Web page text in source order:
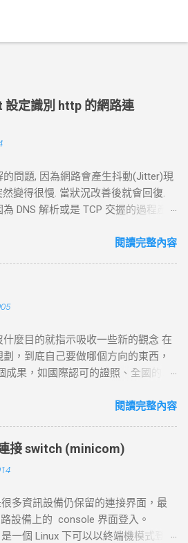
定識別 http 的網路連
問題, 因為網路會產生抖動(Jitter)現
變得很慢. 當狀況改善後就會回復.
DNS 解析或是 TCP 交握的過程產
查詢 目標 ：解析主機名 (如
的 IP 地址。 結果 ：若查詢成功，
下一步。若查詢失敗， curl 則返回
三向交握 (Three-Way Handshake) 目
標伺服器回應 SYN-ACK ，然後 curl
建立起 TCP 連線。 結果 ：若在 --
內未完成三向交握，則連線失敗並返
定不同的請求方法（如 GET 、 POST
請求標頭並附加任何所需的數據
已建立的 TCP 連線將請求發送到伺
請求並準備回應，若過程中出現網路
敗。 4. 伺服器處理請求並返回回應
求內容後，由 HTTP 伺服器（如
取靜態文件或調用後端服務）生成回
閱讀完整內容
麼目的就指示吸收一些新的觀念 在
，到底自己要做哪個方向的東西，
成果，如國際認可的證照、全國的比
做最大最廣，否則 就做最小最少，避
http://www.wxwidgets.org/
* 使用
當然如果在學習過程中，有好的工
是常常有的，一定要把握住好的機
閱讀完整內容
接 switch (minicom)
很多資訊設備仍保留的連接界面，最
設備上的 console 界面登入。
一個 Linux 下可以以終端機模式登入